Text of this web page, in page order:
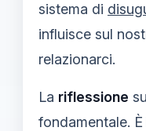
sistema di
influisce sul
relazionarci.
La riflessione
fondamentale.